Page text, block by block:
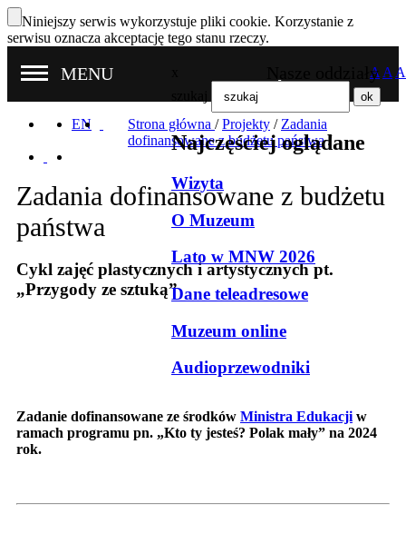
Niniejszy serwis wykorzystuje pliki cookie. Korzystanie z
serwisu oznacza akceptację tego stanu rzeczy.
Nasze oddziały
MENU
Najczęściej oglądane
Wizyta
O Muzeum
Lato w MNW 2026
Dane teleadresowe
Muzeum online
Audioprzewodniki
A A A
EN Strona główna / Projekty / Zadania
dofinansowane z budżetu państwa/
Zadania dofinansowane z budżetu
państwa
Cykl zajęć plastycznych i artystycznych pt.
„Przygody ze sztuką”
Zadanie dofinansowane ze środków Ministra Edukacji w
ramach programu pn. „Kto ty jesteś? Polak mały” na 2024
rok.